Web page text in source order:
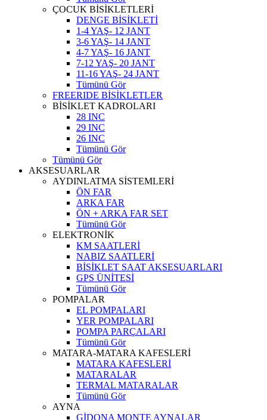
ÇOCUK BİSİKLETLERİ
DENGE BİSİKLETİ
1-4 YAŞ- 12 JANT
3-6 YAŞ- 14 JANT
4-7 YAŞ- 16 JANT
7-12 YAŞ- 20 JANT
11-16 YAŞ- 24 JANT
Tümünü Gör
FREERIDE BİSİKLETLER
BİSİKLET KADROLARI
28 INC
29 INC
26 INC
Tümünü Gör
Tümünü Gör
AKSESUARLAR
AYDINLATMA SİSTEMLERİ
ÖN FAR
ARKA FAR
ÖN + ARKA FAR SET
Tümünü Gör
ELEKTRONİK
KM SAATLERİ
NABIZ SAATLERİ
BİSİKLET SAAT AKSESUARLARI
GPS ÜNİTESİ
Tümünü Gör
POMPALAR
EL POMPALARI
YER POMPALARI
POMPA PARÇALARI
Tümünü Gör
MATARA-MATARA KAFESLERİ
MATARA KAFESLERİ
MATARALAR
TERMAL MATARALAR
Tümünü Gör
AYNA
GİDONA MONTE AYNALAR